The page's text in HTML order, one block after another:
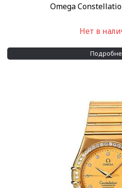
Omega
Нет в